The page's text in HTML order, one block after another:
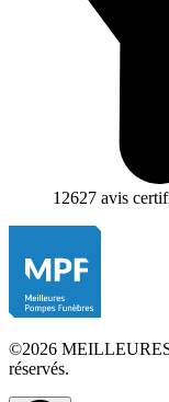
12627 avis
©2026
réservés.